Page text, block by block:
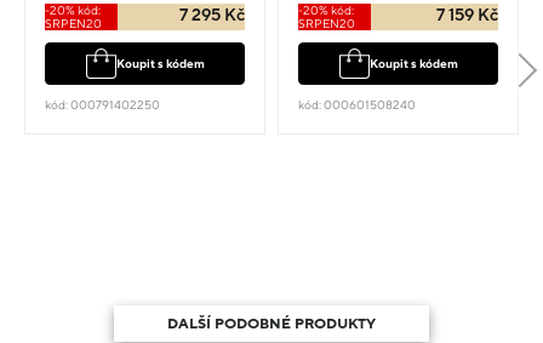
-20% kód:
SRPEN20
7 295 Kč
Koupit s kódem
kód: 000791402250
-20% kód:
SRPEN20
7 159 Kč
Koupit s kódem
kód: 000601508240
DALŠÍ PODOBNÉ PRODUKTY